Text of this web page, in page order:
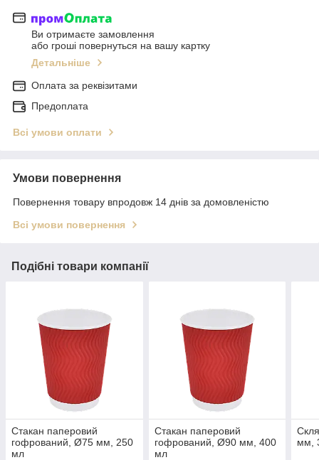
Ви отримаєте замовлення
або гроші повернуться на вашу картку
Детальніше
Оплата за реквізитами
Предоплата
Всі умови оплати
Умови повернення
Повернення товару впродовж 14 днів за домовленістю
Всі умови повернення
Подібні товари компанії
Стакан паперовий
гофрований, Ø75 мм, 250
мл
Стакан паперовий
гофрований, Ø90 мм, 400
мл
мм,